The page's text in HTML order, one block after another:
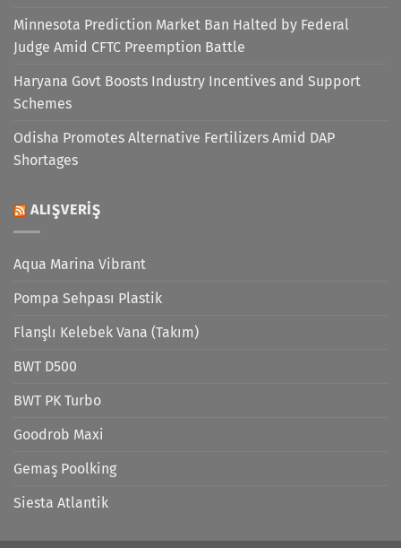
Minnesota Prediction Market Ban Halted by Federal
Judge Amid CFTC Preemption Battle
Haryana Govt Boosts Industry Incentives and Support
Schemes
Odisha Promotes Alternative Fertilizers Amid DAP
Shortages
ALIŞVERIŞ
Aqua Marina Vibrant
Pompa Sehpası Plastik
Flanşlı Kelebek Vana (Takım)
BWT D500
BWT PK Turbo
Goodrob Maxi
Gemaş Poolking
Siesta Atlantik